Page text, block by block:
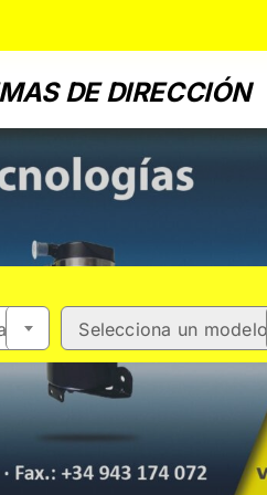
DE DIRECCIÓN
Selecciona un modelo